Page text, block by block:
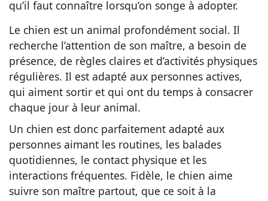
qu’il faut connaître lorsqu’on songe à adopter.
Le chien est un animal profondément social. Il
recherche l’attention de son maître, a besoin de
présence, de règles claires et d’activités physiques
régulières. Il est adapté aux personnes actives,
qui aiment sortir et qui ont du temps à consacrer
chaque jour à leur animal.
Un chien est donc parfaitement adapté aux
personnes aimant les routines, les balades
quotidiennes, le contact physique et les
interactions fréquentes. Fidèle, le chien aime
suivre son maître partout, que ce soit à la